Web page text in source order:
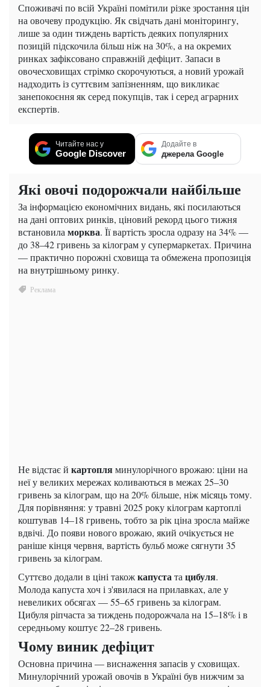
Споживачі по всій Україні помітили різке зростання цін
на овочеву продукцію. Як свідчать дані моніторингу,
лише за один тиждень вартість деяких популярних
позицій підскочила більш ніж на 30%, а на окремих
ринках зафіксовано справжній дефіцит. Запаси в
овочесховищах стрімко скорочуються, а новий урожай
надходить із суттєвим запізненням, що викликає
занепокоєння як серед покупців, так і серед аграрних
експертів.
Читайте нас у
Google Discover
Додайте в
джерела Google
Які овочі подорожчали найбільше
За інформацією економічних видань, які посилаються
на дані оптових ринків, ціновий рекорд цього тижня
встановила морква. Її вартість зросла одразу на 34% —
до 38–42 гривень за кілограм у супермаркетах. Причина
— практично порожні сховища та обмежена пропозиція
на внутрішньому ринку.
Не відстає й картопляминулорічного врожаю: ціни на
неї у великих мережах коливаються в межах 25–30
гривень за кілограм, що на 20% більше, ніж місяць тому.
Для порівняння: у травні 2025 року кілограм картоплі
коштував 14–18 гривень, тобто за рік ціна зросла майже
вдвічі. До появи нового врожаю, який очікується не
раніше кінця червня, вартість бульб може сягнути 35
гривень за кілограм.
Суттєво додали в ціні такожкапустата цибуля.
Молода капуста хоч і з'явилася на прилавках, але у
невеликих обсягах — 55–65 гривень за кілограм.
Цибуля ріпчаста за тиждень подорожчала на 15–18% і в
середньому коштує 22–28 гривень.
Чому виник дефіцит
Основна причина — виснаження запасів у сховищах.
Минулорічний урожай овочів в Україні був нижчим за